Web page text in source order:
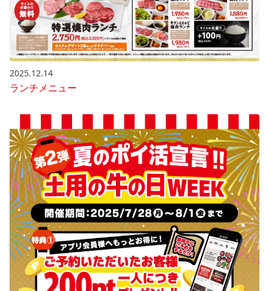
2025.12.14
ランチメニュー